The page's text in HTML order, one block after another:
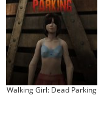
Walking Girl: Dead Parking